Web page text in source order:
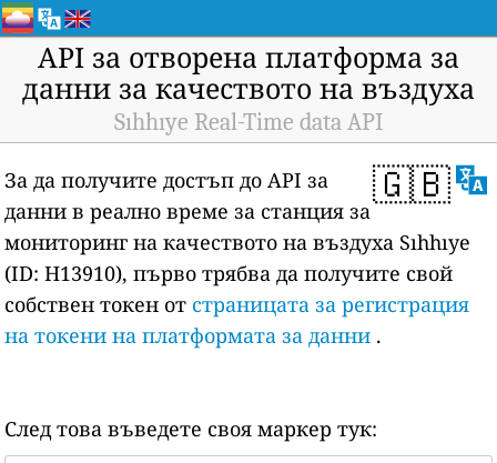
API за отворена платформа за
данни за качеството на въздуха
Sıhhıye Real-Time data API
🇬🇧
За да получите достъп до API за
данни в реално време за станция за
мониторинг на качеството на въздуха Sıhhıye
(ID: H13910), първо трябва да получите свой
собствен токен от страницата за регистрация
на токени на платформата за данни .
След това въведете своя маркер тук: